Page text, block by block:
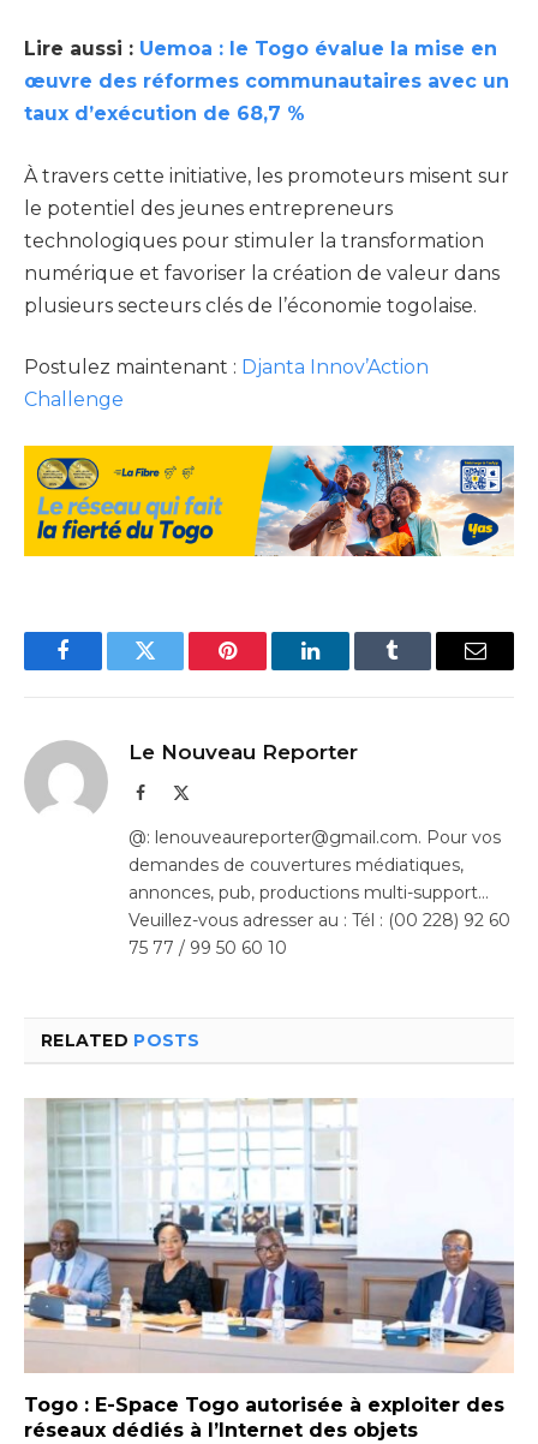
Lire aussi : Uemoa : le Togo évalue la mise en
œuvre des réformes communautaires avec un
taux d’exécution de 68,7 %
À travers cette initiative, les promoteurs misent sur
le potentiel des jeunes entrepreneurs
technologiques pour stimuler la transformation
numérique et favoriser la création de valeur dans
plusieurs secteurs clés de l’économie togolaise.
Postulez maintenant : Djanta Innov’Action
Challenge
FacebookTwitter Pinterest LinkedInTumblr Email
Le Nouveau Reporter
Facebook
@: lenouveaureporter@gmail.com. Pour vos
demandes de couvertures médiatiques,
annonces, pub, productions multi-support…
Veuillez-vous adresser au : Tél : (00 228) 92 60
75 77 / 99 50 60 10
RELATED POSTS
Togo : E-Space Togo autorisée à exploiter des
réseaux dédiés à l’Internet des objets